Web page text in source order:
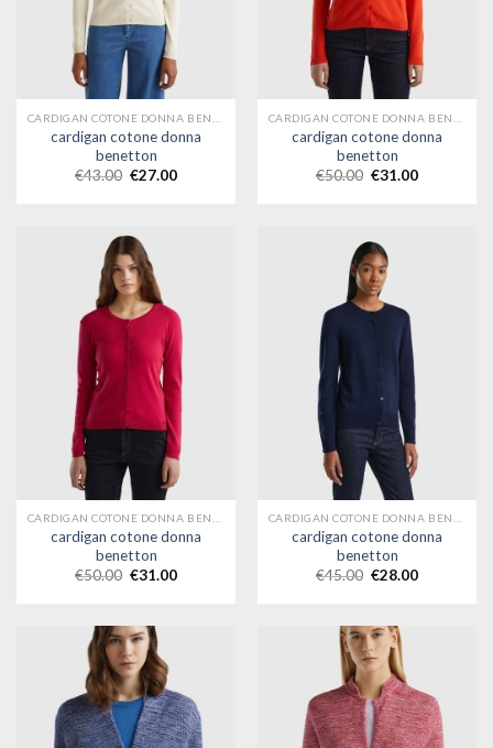
cardigan cotone donna
benetton
€43.00 €27.00
cardigan cotone donna
benetton
€50.00 €31.00
cardigan cotone donna
benetton
€50.00 €31.00
cardigan cotone donna
benetton
€45.00 €28.00